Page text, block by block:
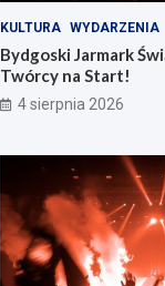
KULTURA WYDARZENIA
Bydgoski Jarmark
Twórcy na Start!
4 sierpnia 2026